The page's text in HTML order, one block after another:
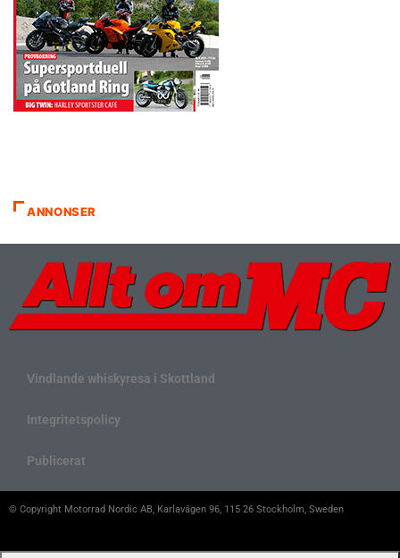
ANNONSER
Vindlande whiskyresa i Skottland
Integritetspolicy
Publicerat
© Copyright Motorrad Nordic AB, Karlavägen 96, 115 26 Stockholm, Sweden